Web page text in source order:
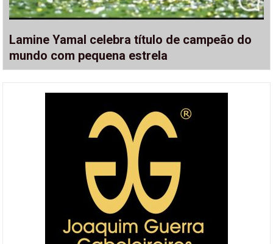
Lamine Yamal celebra título de campeão do
mundo com pequena estrela